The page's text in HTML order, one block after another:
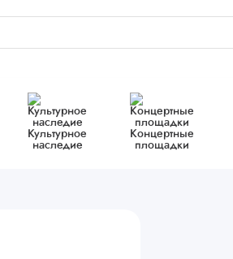
Культурное
наследие
Концертные
площадки